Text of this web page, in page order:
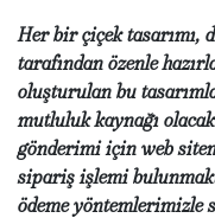
Her bir çiçek tasarımı,
tarafından özenle
oluşturulan bu
mutluluk kaynağı
gönderimi için web
sipariş işlemi
ödeme